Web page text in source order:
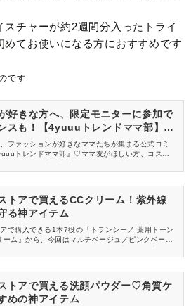
チャーが約2週間分入ったトライ
めてお使いになる方におすすめです
です
好きな方へ、限定モニターに参加で
スも！【4yuuuトレンドママ部】部
ファッションが好きなママたちが集まる公式コミ
トレンドママ部』♡ママ友がほしい方、コスメサ
を募集しています！
トアで買えるCCクリーム！紫外線
る神アイテム
で購入できる1本7役の『トランシーノ 薬用トーン
ーム』から、今回はマルチベージュ／ピンクベージ
メージも防御。忙しい朝に時短ができる優秀CCク
トアで買える洗顔パウダー♡角質ケ
めの神アイテム